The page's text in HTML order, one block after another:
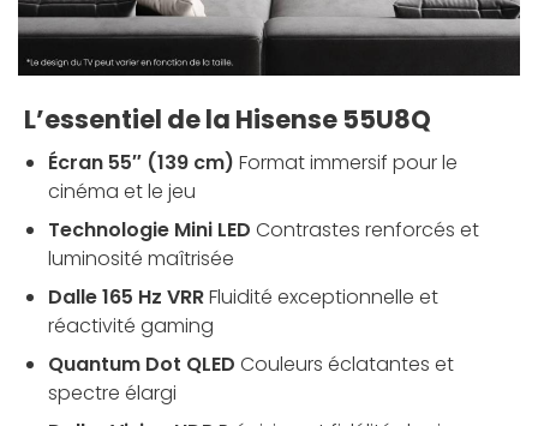
L’essentiel de la Hisense 55U8Q
Écran 55″ (139 cm) Format immersif pour le
cinéma et le jeu
Technologie Mini LED Contrastes renforcés et
luminosité maîtrisée
Dalle 165 Hz VRRFluidité exceptionnelle et
réactivité gaming
Quantum Dot QLED Couleurs éclatantes et
spectre élargi